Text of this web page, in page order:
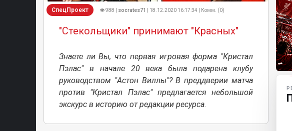
СпецПроект 👁 988 | socrates71 | 18.12.2020 16:17:34 | Комм. (0)
"Стекольщики" принимают "Красных"
Знаете ли Вы, что первая игровая форма "Кристал
Пэлас" в начале 20 века была подарена клубу
руководством "Астон Виллы"? В преддверии матча
против "Кристал Пэлас" предлагается небольшой
экскурс в историю от редакции ресурса.